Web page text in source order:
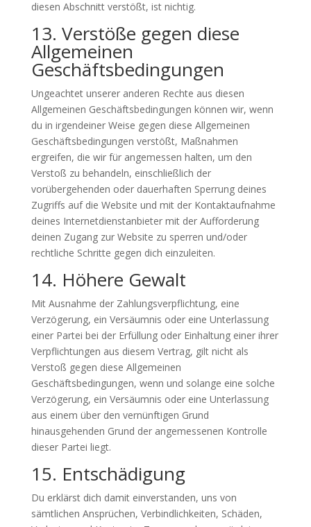
diesen Abschnitt verstößt, ist nichtig.
13. Verstöße gegen diese
Allgemeinen
Geschäftsbedingungen
Ungeachtet unserer anderen Rechte aus diesen
Allgemeinen Geschäftsbedingungen können wir, wenn
du in irgendeiner Weise gegen diese Allgemeinen
Geschäftsbedingungen verstößt, Maßnahmen
ergreifen, die wir für angemessen halten, um den
Verstoß zu behandeln, einschließlich der
vorübergehenden oder dauerhaften Sperrung deines
Zugriffs auf die Website und mit der Kontaktaufnahme
deines Internetdienstanbieter mit der Aufforderung
deinen Zugang zur Website zu sperren und/oder
rechtliche Schritte gegen dich einzuleiten.
14. Höhere Gewalt
Mit Ausnahme der Zahlungsverpflichtung, eine
Verzögerung, ein Versäumnis oder eine Unterlassung
einer Partei bei der Erfüllung oder Einhaltung einer ihrer
Verpflichtungen aus diesem Vertrag, gilt nicht als
Verstoß gegen diese Allgemeinen
Geschäftsbedingungen, wenn und solange eine solche
Verzögerung, ein Versäumnis oder eine Unterlassung
aus einem über den vernünftigen Grund
hinausgehenden Grund der angemessenen Kontrolle
dieser Partei liegt.
15. Entschädigung
Du erklärst dich damit einverstanden, uns von
sämtlichen Ansprüchen, Verbindlichkeiten, Schäden,